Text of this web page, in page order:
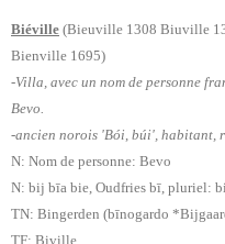
Biéville (Bieuville 1308 Biuville
Bienville 1695)
-Villa, avec un nom de personne
Bevo.
-ancien norois 'Bói, búi', habitant,
N: Nom de personne: Bevo
N: bij bīa bie, Oudfries bī, pluriel:
TN: Bingerden (bīnogardo
TF: Biville